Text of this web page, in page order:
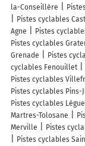
la-Conseillère
Pistes cyclables
Agne
Pistes
Pistes cyclables
Grenade
Pistes
cyclables Fenouillet
Pistes cyclables
Pistes cyclables Pins-
Pistes cyclables
Martres-Tolosane
Merville
Pistes
Pistes cyclables